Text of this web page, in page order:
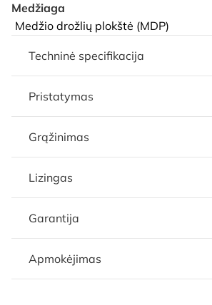
Medžiaga
Medžio drožlių plokštė (MDP)
Techninė specifikacija
Pristatymas
Grąžinimas
Lizingas
Garantija
Apmokėjimas